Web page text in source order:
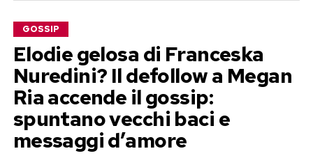
GOSSIP
Elodie gelosa di Franceska
Nuredini? Il defollow a Megan
Ria accende il gossip:
spuntano vecchi baci e
messaggi d’amore